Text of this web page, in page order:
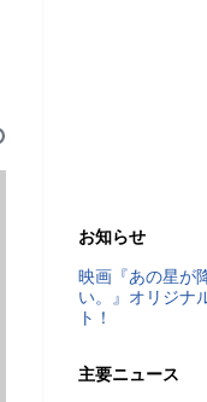
お知らせ
映画『あの星が
い。』オリジナ
ト！
主要ニュース